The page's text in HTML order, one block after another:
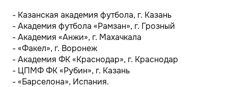
- Казанская академия футбола, г. Казань
- Академия футбола «Рамзан», г. Грозный
- Академия «Анжи», г. Махачкала
- «Факел», г. Воронеж
- Академия ФК «Краснодар», г. Краснодар
- ЦПМФ ФК «Рубин», г. Казань
- «Барселона», Испания.